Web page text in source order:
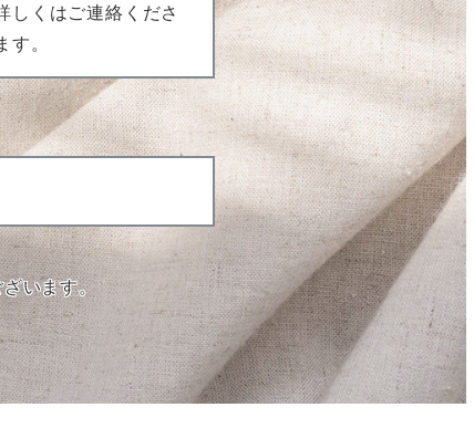
しくはご連絡くださ
。
います。